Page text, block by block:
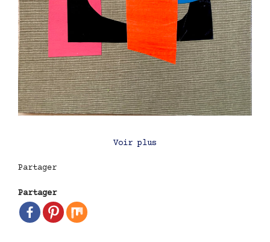
Voir plus
Partager
Partager